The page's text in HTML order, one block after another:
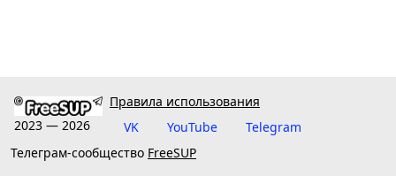
2023 — 2026
Правила использования
VK
YouTube
Telegram
Телеграм-сообщество FreeSUP